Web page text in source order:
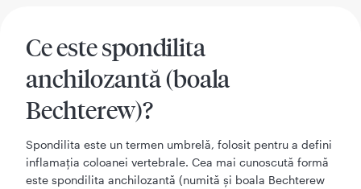
Ce este spondilita
anchilozantă (boala
Bechterew)?
Spondilita este un termen umbrelă, folosit pentru a defini
inflamația coloanei vertebrale. Cea mai cunoscută formă
este spondilita anchilozantă (numită și boala Bechterew